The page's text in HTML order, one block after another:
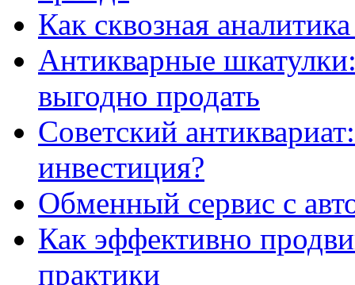
Как сквозная
Антикварные
выгодно продать
Советский
инвестиция?
Обменный сервис с
Как эффективно
практики